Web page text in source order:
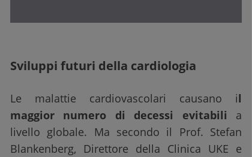
Sviluppi futuri della cardiologia
Le malattie cardiovascolari causano il
maggior numero di decessi evitabili a
livello globale. Ma secondo il Prof. Stefan
Blankenberg, Direttore della Clinica UKE e